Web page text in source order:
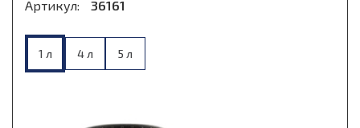
Артикул: 36161
1 л 4 л 5 л